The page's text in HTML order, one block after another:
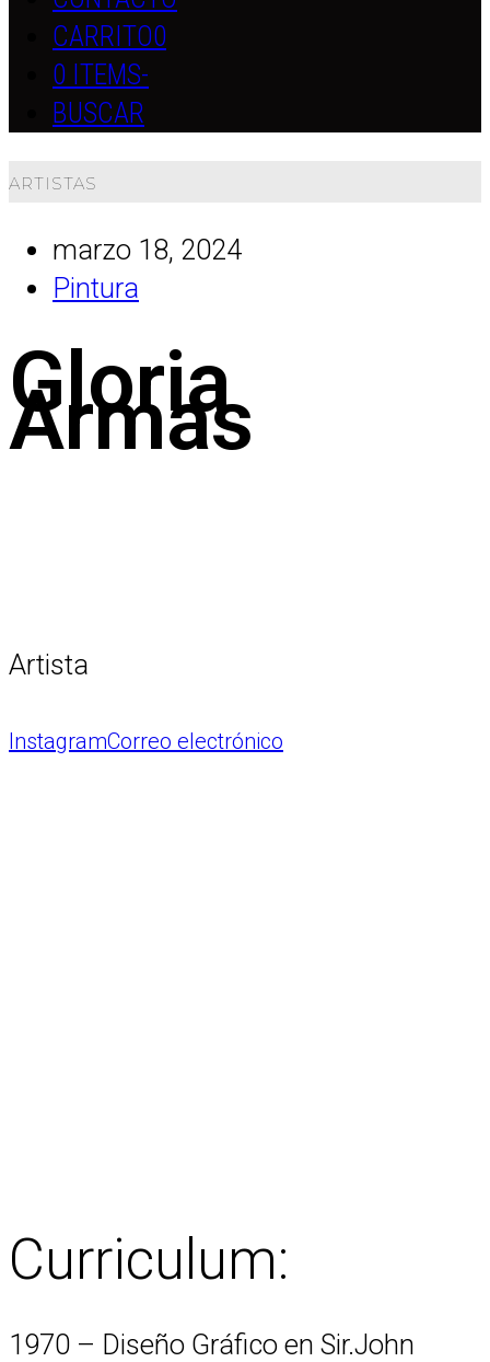
CARRITO0
0 ITEMS-
BUSCAR
ARTISTAS
marzo 18, 2024
Pintura
Gloria
Armas
Artista
InstagramCorreo electrónico
Curriculum:
1970 – Diseño Gráfico en Sir.John